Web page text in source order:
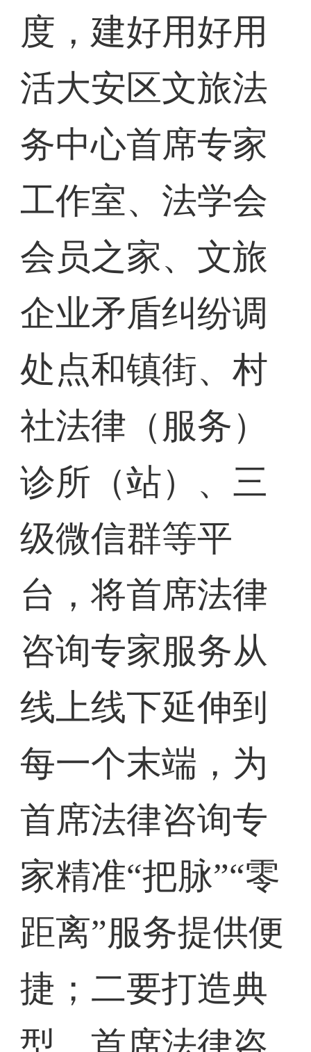
度，建好用好用
活大安区文旅法
务中心首席专家
工作室、法学会
会员之家、文旅
企业矛盾纠纷调
处点和镇街、村
社法律（服务）
诊所（站）、三
级微信群等平
台，将首席法律
咨询专家服务从
线上线下延伸到
每一个末端，为
首席法律咨询专
家精准“把脉”“零
距离”服务提供便
捷；二要打造典